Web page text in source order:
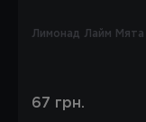
Лимонад Лайм Мята
67 грн.